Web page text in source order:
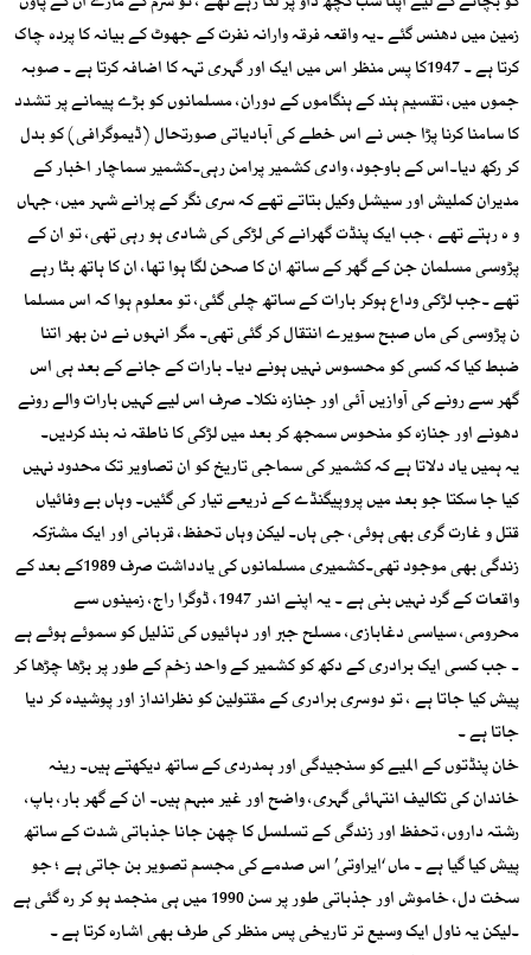
زمین میں دھنس گئے ۔یہ واقعہ فرقہ وارانہ نفرت کے جھوٹ کے بیانہ کا پردہ چاک
کرتا ہے ۔ 1947کا پس منظر اس میں ایک اور گہری تہہ کا اضافہ کرتا ہے ۔ صوبہ
جموں میں، تقسیم ہند کے ہنگاموں کے دوران، مسلمانوں کو بڑے پیمانے پر تشدد
کا سامنا کرنا پڑا جس نے اس خطے کی آبادیاتی صورتحال (ڈیموگرافی) کو بدل
کر رکھ دیا۔اس کے باوجود، وادی کشمیر پرامن رہی۔کشمیر سماچار اخبار کے
مدیران کملیش اور سیشل وکیل بتاتے تھے کہ سری نگر کے پرانے شہر میں، جہاں
و ہ رہتے تھے ، جب ایک پنڈت گھرانے کی لڑکی کی شادی ہو رہی تھی، تو ان کے
پڑوسی مسلمان جن کے گھر کے ساتھ ان کا صحن لگا ہوا تھا، ان کا ہاتھ بٹا رہے
تھے ۔جب لڑکی وداع ہوکر بارات کے ساتھ چلی گئی، تو معلوم ہوا کہ اس مسلما
ن پڑوسی کی ماں صبح سویرے انتقال کر گئی تھی۔ مگر انہوں نے دن بھر اتنا
ضبط کیا کہ کسی کو محسوس نہیں ہونے دیا۔ بارات کے جانے کے بعد ہی اس
گھر سے رونے کی آوازیں آئی اور جنازہ نکلا۔ صرف اس لیے کہیں بارات والے رونے
دھونے اور جنازہ کو منحوس سمجھ کر بعد میں لڑکی کا ناطقہ نہ بند کردیں۔
یہ ہمیں یاد دلاتا ہے کہ کشمیر کی سماجی تاریخ کو ان تصاویر تک محدود نہیں
کیا جا سکتا جو بعد میں پروپیگنڈے کے ذریعے تیار کی گئیں۔ وہاں بے وفائیاں
قتل و غارت گری بھی ہوئی، جی ہاں۔ لیکن وہاں تحفظ، قربانی اور ایک مشترکہ
زندگی بھی موجود تھی۔کشمیری مسلمانوں کی یادداشت صرف 1989کے بعد کے
واقعات کے گرد نہیں بنی ہے ۔ یہ اپنے اندر 1947، ڈوگرا راج، زمینوں سے
محرومی، سیاسی دغابازی، مسلح جبر اور دہائیوں کی تذلیل کو سموئے ہوئے ہے
۔ جب کسی ایک برادری کے دکھ کو کشمیر کے واحد زخم کے طور پر بڑھا چڑھا کر
پیش کیا جاتا ہے ، تو دوسری برادری کے مقتولین کو نظرانداز اور پوشیدہ کر دیا
جاتا ہے ۔
خان پنڈتوں کے المیے کو سنجیدگی اور ہمدردی کے ساتھ دیکھتے ہیں۔ رینہ
خاندان کی تکالیف انتہائی گہری، واضح اور غیر مبہم ہیں۔ ان کے گھر بار، باپ،
رشتہ داروں، تحفظ اور زندگی کے تسلسل کا چھن جانا جذباتی شدت کے ساتھ
پیش کیا گیا ہے ۔ ماں ‘ایراوتی’ اس صدمے کی مجسم تصویر بن جاتی ہے ؛ جو
سخت دل، خاموش اور جذباتی طور پر سن 1990 میں ہی منجمد ہو کر رہ گئی ہے
۔لیکن یہ ناول ایک وسیع تر تاریخی پس منظر کی طرف بھی اشارہ کرتا ہے ۔